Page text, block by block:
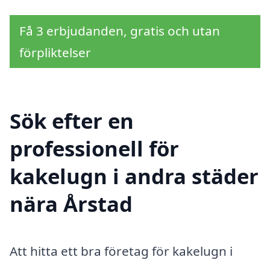
Få 3 erbjudanden, gratis och utan
förpliktelser
Sök efter en
professionell för
kakelugn i andra städer
nära Årstad
Att hitta ett bra företag för kakelugn i